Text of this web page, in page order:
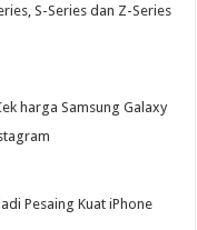
S-Series dan Z-Series
harga Samsung Galaxy
Pesaing Kuat iPhone